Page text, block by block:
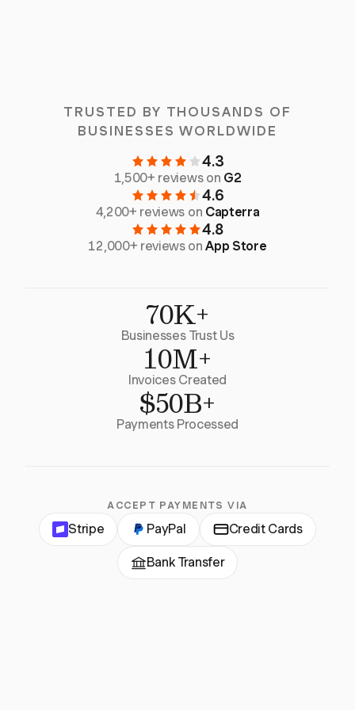
TRUSTED BY THOUSANDS OF
BUSINESSES WORLDWIDE
4.3
1,500+ reviews on G2
4.6
4,200+ reviews on Capterra
4.8
12,000+ reviews onApp Store
70K+
Businesses Trust Us
10M+
Invoices Created
$50B+
Payments Processed
ACCEPT PAYMENTS VIA
Stripe PayPal Credit Cards
Bank Transfer